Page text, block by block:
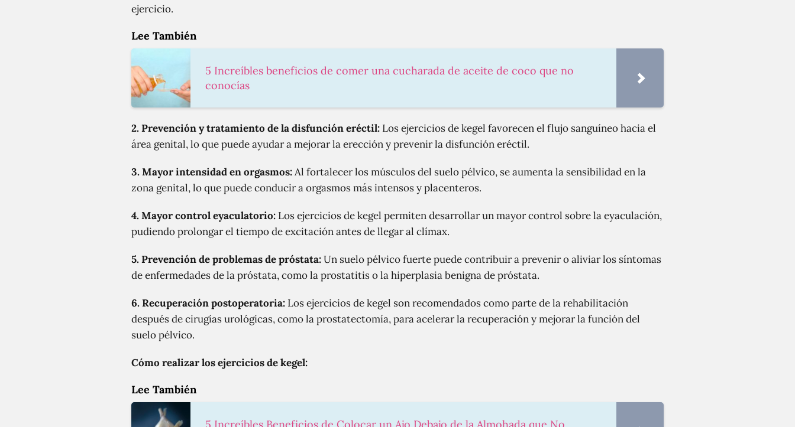
ejercicio.
Lee También
5 Increíbles beneficios de comer una cucharada de aceite de coco que no
conocías
2. Prevención y tratamiento de la disfunción eréctil: Los ejercicios de kegel favorecen el flujo sanguíneo hacia el
área genital, lo que puede ayudar a mejorar la erección y prevenir la disfunción eréctil.
3. Mayor intensidad en orgasmos:Al fortalecer los músculos del suelo pélvico, se aumenta la sensibilidad en la
zona genital, lo que puede conducir a orgasmos más intensos y placenteros.
4. Mayor control eyaculatorio: Los ejercicios de kegel permiten desarrollar un mayor control sobre la eyaculación,
pudiendo prolongar el tiempo de excitación antes de llegar al clímax.
5. Prevención de problemas de próstata:Un suelo pélvico fuerte puede contribuir a prevenir o aliviar los síntomas
de enfermedades de la próstata, como la prostatitis o la hiperplasia benigna de próstata.
6. Recuperación postoperatoria: Los ejercicios de kegel son recomendados como parte de la rehabilitación
después de cirugías urológicas, como la prostatectomía, para acelerar la recuperación y mejorar la función del
suelo pélvico.
Cómo realizar los ejercicios de kegel:
Lee También